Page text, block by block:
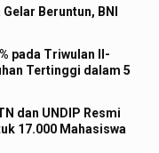
Beruntun, BNI
pada Triwulan II-
Tertinggi dalam 5
dan UNDIP Resmi
17.000 Mahasiswa